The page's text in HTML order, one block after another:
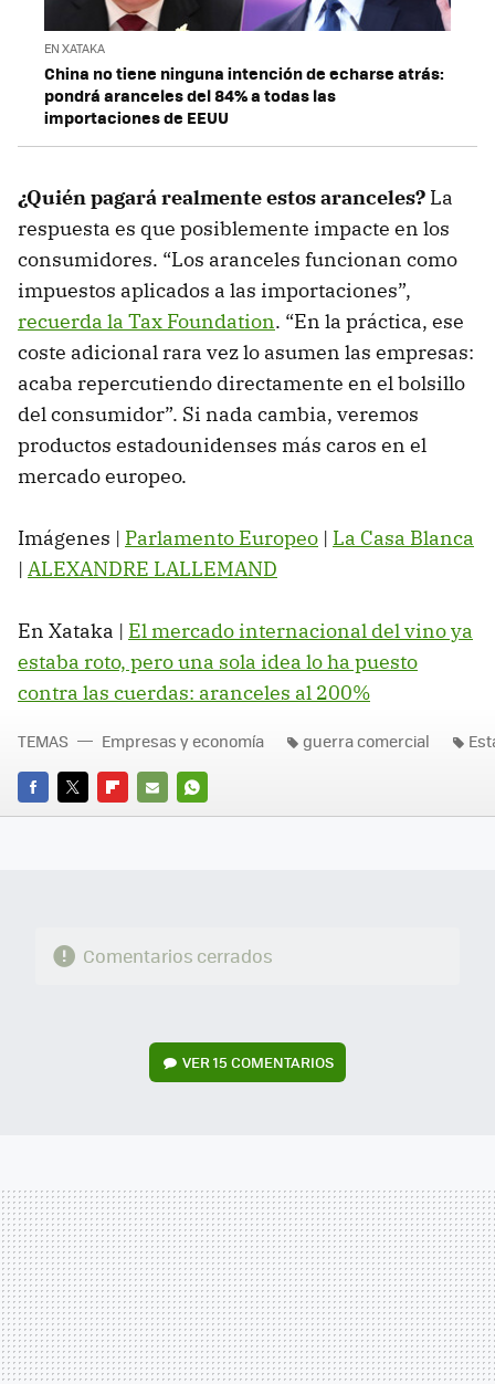
EN XATAKA
China no tiene ninguna intención de echarse atrás:
pondrá aranceles del 84% a todas las
importaciones de EEUU
¿Quién pagará realmente estos aranceles? La
respuesta es que posiblemente impacte en los
consumidores. “Los aranceles funcionan como
impuestos aplicados a las importaciones”,
recuerda la Tax Foundation. “En la práctica, ese
coste adicional rara vez lo asumen las empresas:
acaba repercutiendo directamente en el bolsillo
del consumidor”. Si nada cambia, veremos
productos estadounidenses más caros en el
mercado europeo.
Imágenes | Parlamento Europeo | La Casa Blanca
| ALEXANDRE LALLEMAND
En Xataka | El mercado internacional del vino ya
estaba roto, pero una sola idea lo ha puesto
contra las cuerdas: aranceles al 200%
FACEBOOK
TWITTERFLIPBOARD
E-
WHATSAPP
TEMAS Empresas y economía guerra comercial
Comentarios cerrados
VER15 COMENTARIOS